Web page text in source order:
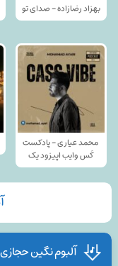
بهزاد رضازاده - صدای تو
محمد عیاری - پادکست
کَس وایب اپیزود یک
آلبوم نگین حجازی